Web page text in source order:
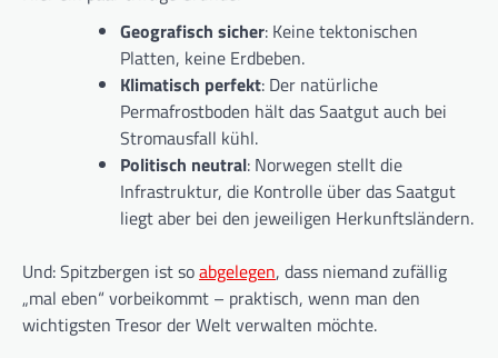
Geografisch sicher: Keine tektonischen
Platten, keine Erdbeben.
Klimatisch perfekt: Der natürliche
Permafrostboden hält das Saatgut auch bei
Stromausfall kühl.
Politisch neutral: Norwegen stellt die
Infrastruktur, die Kontrolle über das Saatgut
liegt aber bei den jeweiligen Herkunftsländern.
Und: Spitzbergen ist soabgelegen, dass niemand zufällig
„mal eben“ vorbeikommt – praktisch, wenn man den
wichtigsten Tresor der Welt verwalten möchte.